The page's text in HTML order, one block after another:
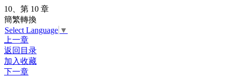
10、第 10 章
簡繁轉換
Select Language ▼
上一章
返回目录
加入收藏
下一章